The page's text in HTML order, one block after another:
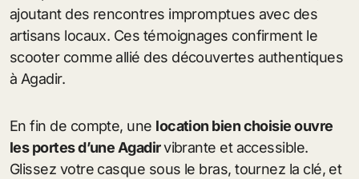
ajoutant des rencontres impromptues avec des
artisans locaux. Ces témoignages confirment le
scooter comme allié des découvertes authentiques
à Agadir.
En fin de compte, une location bien choisie ouvre
les portes d’une Agadirvibrante et accessible.
Glissez votre casque sous le bras, tournez la clé, et